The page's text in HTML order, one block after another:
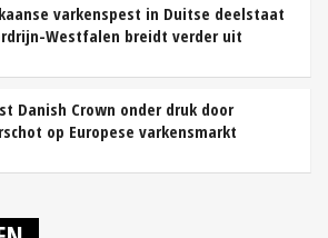
varkenspest in Duitse deelstaat
Westfalen breidt verder uit
Danish Crown onder druk door
op Europese varkensmarkt